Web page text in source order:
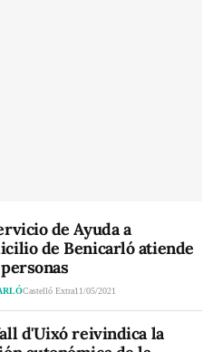
de Ayuda a
de Benicarló atiende
Castelló Extra11/05/2021
d'Uixó reivindica la